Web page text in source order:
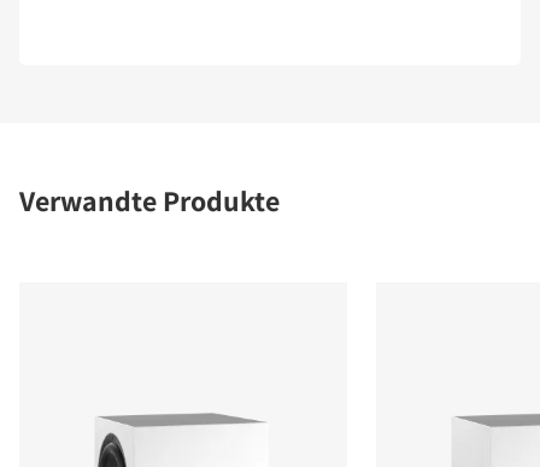
Verwandte Produkte